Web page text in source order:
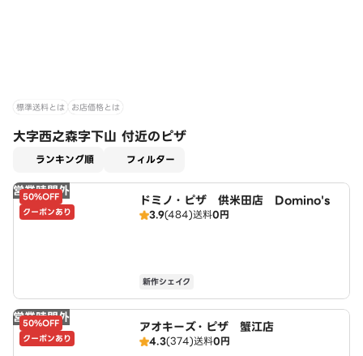
標準送料とは お店価格とは
大字西之森字下山 付近のピザ
ランキング順 フィルター
営業時間外
50%OFF
クーポンあり
ドミノ・ピザ 供米田店 Domino's
3.9(484)送料0円
新作シェイク
営業時間外
50%OFF
クーポンあり
アオキーズ・ピザ 蟹江店
4.3(374)送料0円